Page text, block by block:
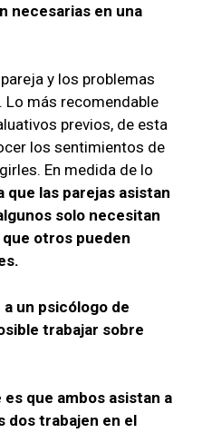
necesarias en una
y los problemas
Lo más recomendable
previos, de esta
los sentimientos de
En medida de lo
que las parejas asistan
solo necesitan
otros pueden
un psicólogo de
trabajar sobre
que ambos asistan a
dos trabajen en el